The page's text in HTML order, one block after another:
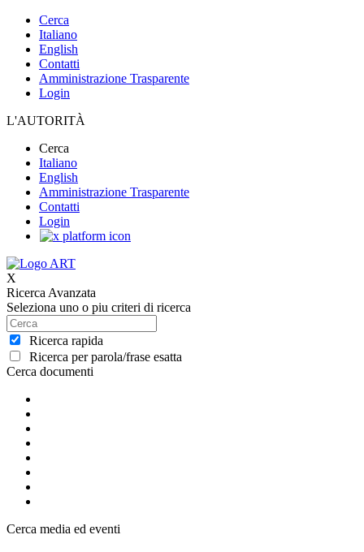
Cerca
Italiano
English
Contatti
Amministrazione Trasparente
Login
L'AUTORITÀ
Cerca
Italiano
English
Amministrazione Trasparente
Contatti
Login
X
Ricerca Avanzata
Seleziona uno o piu criteri di ricerca
Ricerca rapida
Ricerca per parola/frase esatta
Cerca documenti
Cerca media ed eventi